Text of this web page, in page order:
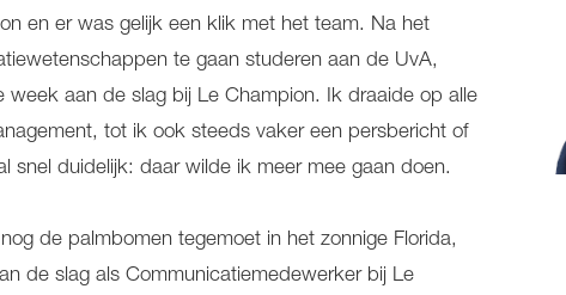
en er was gelijk een klik met het team. Na het
te gaan studeren aan de UvA,
aan de slag bij Le Champion. Ik draaide op alle
tot ik ook steeds vaker een persbericht of
snel duidelijk: daar wilde ik meer mee gaan doen.
de palmbomen tegemoet in het zonnige Florida,
de slag als Communicatiemedewerker bij Le